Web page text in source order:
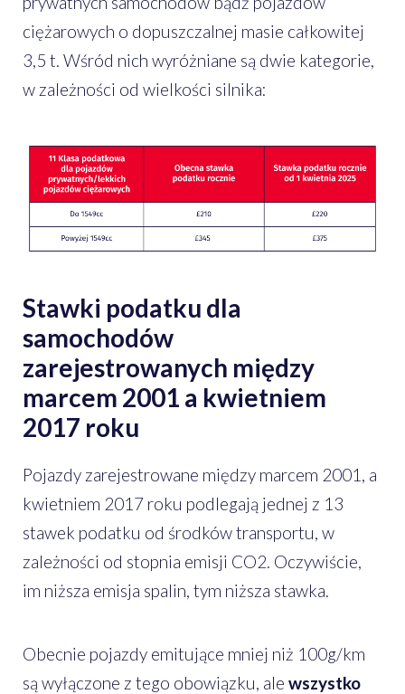
ciężarowych o dopuszczalnej masie całkowitej
3,5 t. Wśród nich wyróżniane są dwie kategorie,
w zależności od wielkości silnika:
Stawki podatku dla
samochodów
zarejestrowanych między
marcem 2001 a kwietniem
2017 roku
Pojazdy zarejestrowane między marcem 2001, a
kwietniem 2017 roku podlegają jednej z 13
stawek podatku od środków transportu, w
zależności od stopnia emisji CO2. Oczywiście,
im niższa emisja spalin, tym niższa stawka.
Obecnie pojazdy emitujące mniej niż 100g/km
są wyłączone z tego obowiązku, ale wszystko